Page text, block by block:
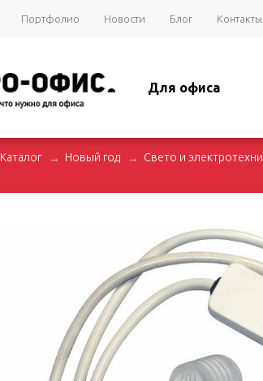
Портфолио Новости Блог Контакты
Для офиса
Каталог Новый год Свето и